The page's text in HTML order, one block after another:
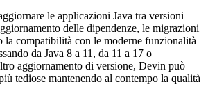
le applicazioni Java tra versioni
delle dipendenze, le migrazioni
la compatibilità con le moderne funzionalità
da Java 8 a 11, da 11 a 17 o
aggiornamento di versione, Devin può
tediose mantenendo al contempo la qualità